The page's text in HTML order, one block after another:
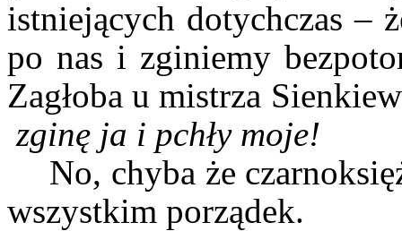
istniejących dotychczas –
po nas i zginiemy
Zagłoba u mistrza
zginę ja i pchły moje!
No, chyba że
wszystkim porządek.